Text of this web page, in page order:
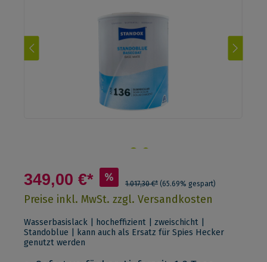
349,00 €* % 1.017,30 €* (65.69% gespart)
Preise inkl. MwSt. zzgl. Versandkosten
Wasserbasislack | hocheffizient | zweischicht |
Standoblue | kann auch als Ersatz für Spies Hecker
genutzt werden